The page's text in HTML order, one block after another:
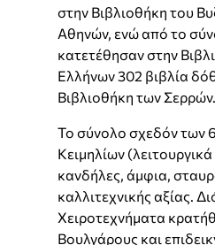
στην Βιβλιοθήκη του
Αθηνών, ενώ από το
κατετέθησαν στην
Ελλήνων 302 βιβλία
Βιβλιοθήκη των Σερρών.
Το σύνολο σχεδόν των
Κειμηλίων
κανδήλες, άμφια,
καλλιτεχνικής αξίας.
Χειροτεχνήματα
Βουλγάρους και